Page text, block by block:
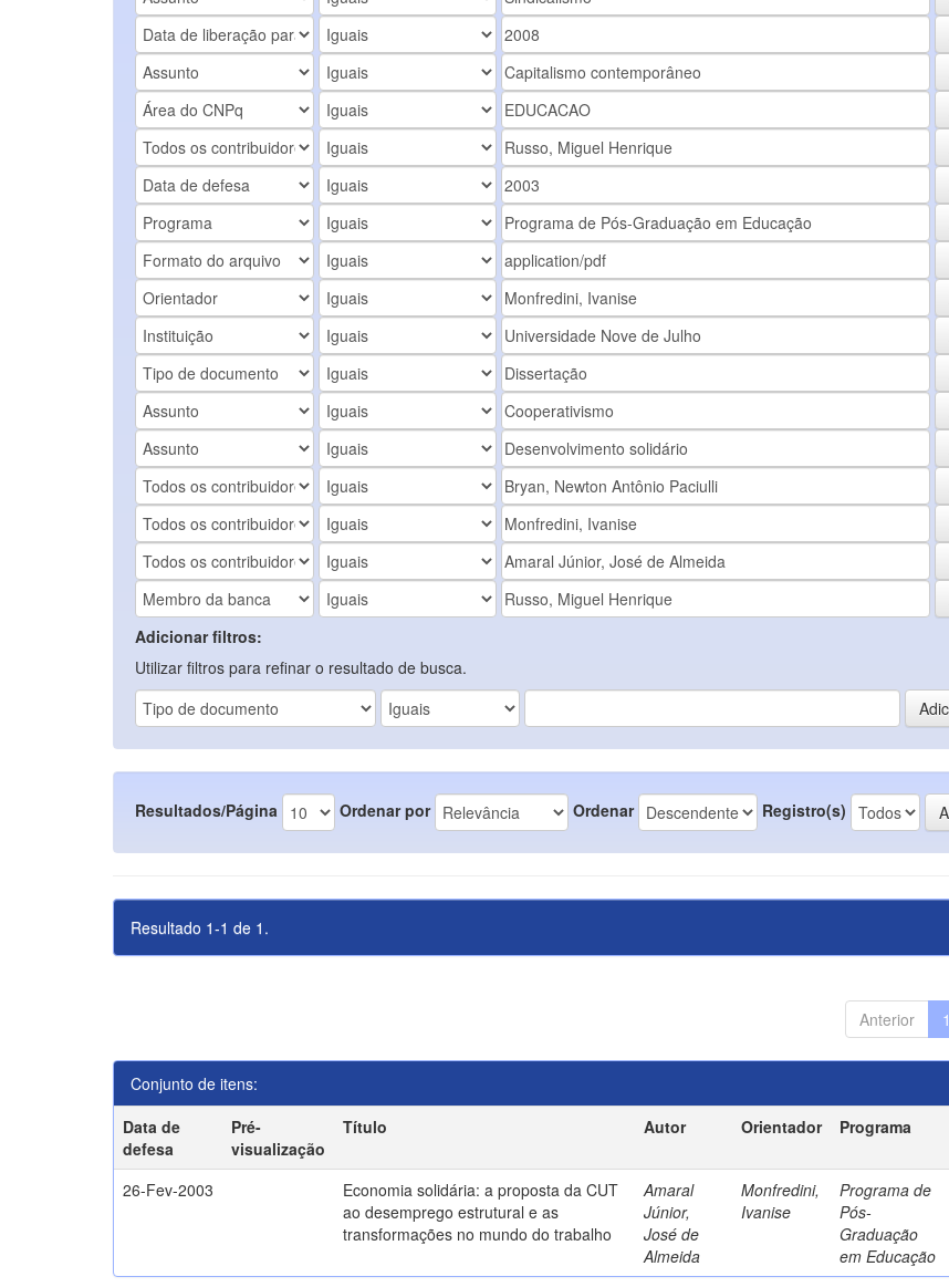
Adicionar filtros:
Utilizar filtros para refinar o resultado de busca.
Resultados/Página Ordenar por Ordenar Registro(s)
Resultado 1-1 de 1.
Anterior 1
Conjunto de itens:
Data de
defesa
Pré-
visualização
Título Autor Orientador Programa
26-Fev-2003
Economia solidária: a proposta da CUT
ao desemprego estrutural e as
transformações no mundo do trabalho
Amaral
Júnior,
José de
Almeida
Monfredini,
Ivanise
Programa de
Pós-
Graduação
em Educação